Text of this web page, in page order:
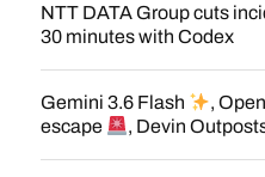
NTT DATA Group cuts
30 minutes with Codex
Gemini 3.6 Flash
,
escape
, Devin